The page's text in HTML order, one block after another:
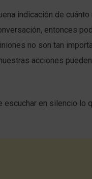
indicación de
entonces
no son tan
acciones
en silencio lo